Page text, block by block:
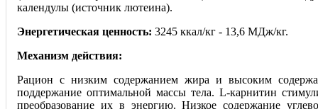
календулы (источник лютеина).
Энергетическая ценность: 3245 ккал/кг - 13,6 МДж/кг.
Механизм действия:
Рацион с низким содержанием жира и высоким
поддержание оптимальной массы тела. L-карнитин
преобразование их в энергию. Низкое содержание